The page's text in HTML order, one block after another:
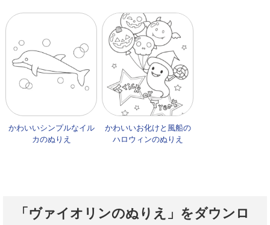
かわいいシンプルなイル
カのぬりえ
かわいいお化けと風船の
ハロウィンのぬりえ
「ヴァイオリンのぬりえ」をダウンロ